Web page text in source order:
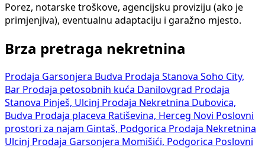
Porez, notarske troškove, agencijsku proviziju (ako je
primjenjiva), eventualnu adaptaciju i garažno mjesto.
Brza pretraga nekretnina
Prodaja Garsonjera Budva Prodaja Stanova Soho City,
Bar Prodaja petosobnih kuća Danilovgrad Prodaja
Stanova Pinješ, Ulcinj Prodaja Nekretnina Dubovica,
Budva Prodaja placeva Ratiševina, Herceg Novi Poslovni
prostori za najam Gintaš, Podgorica Prodaja Nekretnina
Ulcinj Prodaja Garsonjera Momišići, Podgorica Poslovni